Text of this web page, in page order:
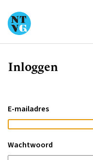
Kruimelpad
Inloggen
E-mailadres
Wachtwoord